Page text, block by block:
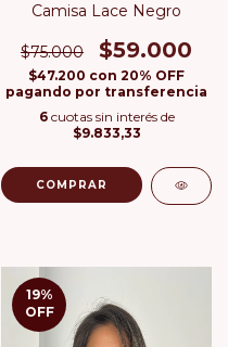
Camisa Lace Negro
$75.000 $59.000
$47.200 con 20% OFF
pagando por transferencia
6 cuotas sin interés de
$9.833,33
COMPRAR
19%
OFF